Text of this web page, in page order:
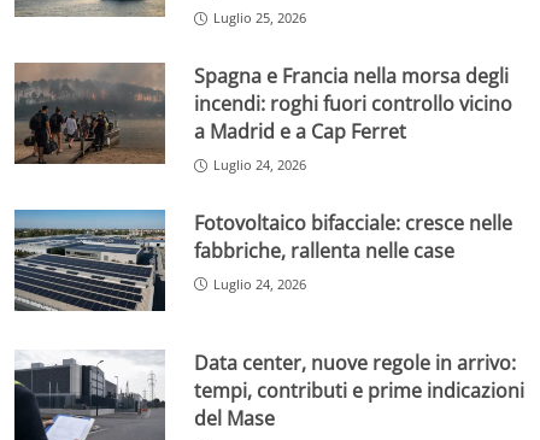
Luglio 25, 2026
Spagna e Francia nella morsa degli
incendi: roghi fuori controllo vicino
a Madrid e a Cap Ferret
Luglio 24, 2026
Fotovoltaico bifacciale: cresce nelle
fabbriche, rallenta nelle case
Luglio 24, 2026
Data center, nuove regole in arrivo:
tempi, contributi e prime indicazioni
del Mase